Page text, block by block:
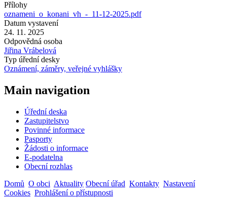
Přílohy
oznameni_o_konani_vh_-_11-12-2025.pdf
Datum vystavení
24. 11. 2025
Odpovědná osoba
Jiřina Vrábelová
Typ úřední desky
Oznámení, záměry, veřejné vyhlášky
Main navigation
Úřední deska
Zastupitelstvo
Povinné informace
Pasporty
Žádosti o informace
E-podatelna
Obecní rozhlas
Domů O obci Aktuality Obecní úřad Kontakty Nastavení
Cookies Prohlášení o přístupnosti